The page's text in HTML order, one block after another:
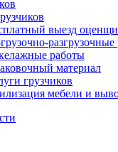
выезд
разгрузочные
работы
материал
грузчиков
мебели и